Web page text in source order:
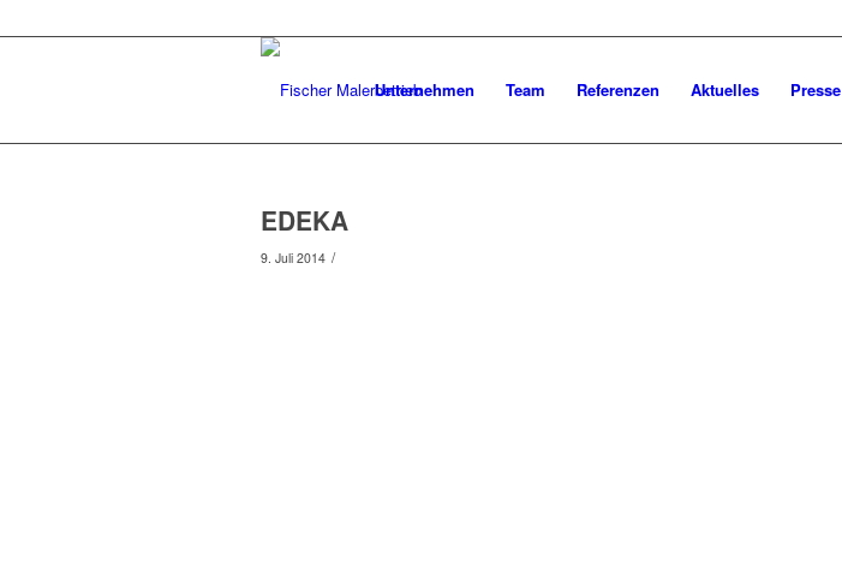
Unternehmen Team Referenzen Aktuelles Presse
EDEKA
9. Juli 2014 /